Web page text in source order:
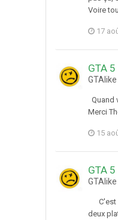
Voire
17
GTA
Quand
Merci
15
GTA
C'est
deux